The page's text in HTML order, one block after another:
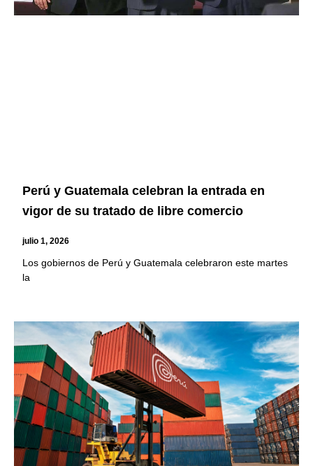
Perú y Guatemala celebran la entrada en
vigor de su tratado de libre comercio
julio 1, 2026
Los gobiernos de Perú y Guatemala celebraron este martes
la